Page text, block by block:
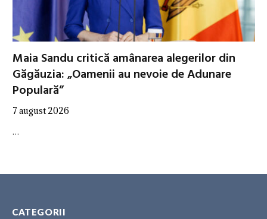
Maia Sandu critică amânarea alegerilor din
Găgăuzia: „Oamenii au nevoie de Adunare
Populară”
7 august 2026
…
CATEGORII